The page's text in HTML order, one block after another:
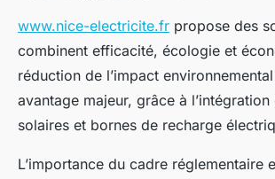
www.nice-electricite.fr propose des
combinent efficacité, écologie et
réduction de l’impact
avantage majeur, grâce à l’intégration
solaires et bornes de recharge
L’importance du cadre réglementaire